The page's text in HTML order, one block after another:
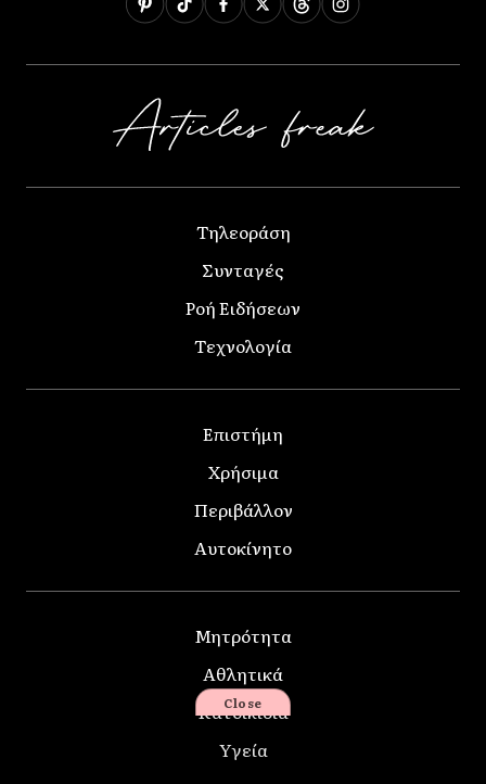
Τηλεοράση
Συνταγές
Ροή Ειδήσεων
Τεχνολογία
Επιστήμη
Χρήσιμα
Περιβάλλον
Αυτοκίνητο
Μητρότητα
Αθλητικά
Κατοικίδια
Υγεία
Close